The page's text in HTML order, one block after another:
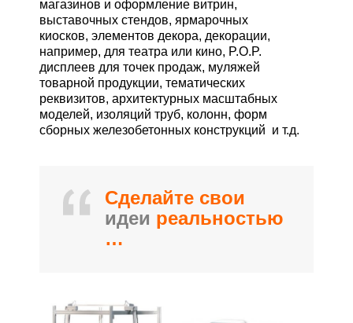
магазинов и оформление витрин,
выставочных стендов, ярмарочных
киосков, элементов декора, декорации,
например, для театра или кино, P.O.P.
дисплеев для точек продаж, муляжей
товарной продукции, тематических
реквизитов, архитектурных масштабных
моделей, изоляций труб, колонн, форм
сборных железобетонных конструкций и т.д.
Сделайте свои
идеи реальностью
…